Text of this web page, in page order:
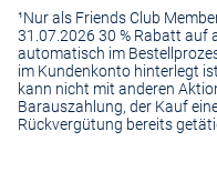
¹Nur als Friends Club
31.07.2026 30 % Rabatt auf
automatisch im
im Kundenkonto hinterlegt
kann nicht mit anderen
Barauszahlung, der Kauf
Rückvergütung bereits